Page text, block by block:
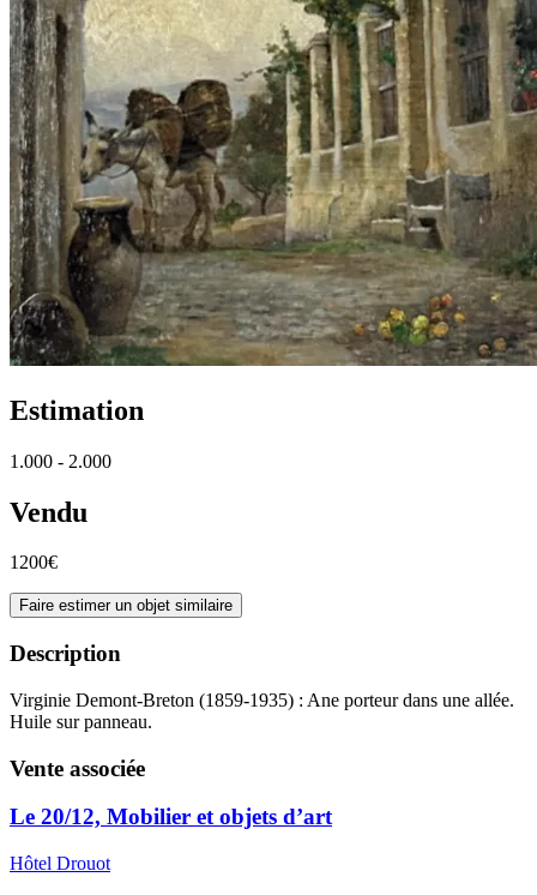
Estimation
1.000 - 2.000
Vendu
1200€
Faire estimer un objet similaire
Description
Virginie Demont-Breton (1859-1935) : Ane porteur dans une allée.
Huile sur panneau.
Vente associée
Le 20/12, Mobilier et objets d’art
Hôtel Drouot